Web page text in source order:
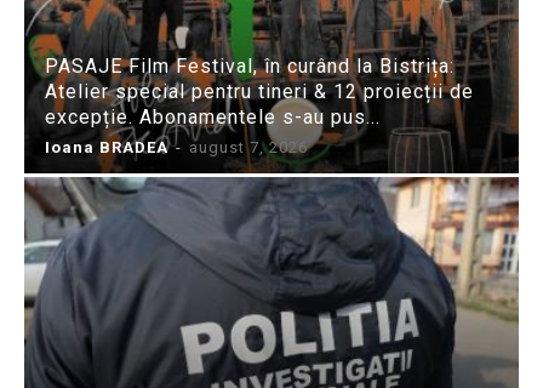
PASAJE Film Festival, în curând la Bistrița:
Atelier special pentru tineri & 12 proiecții de
excepție. Abonamentele s-au pus...
Ioana BRADEA - august 7, 2026